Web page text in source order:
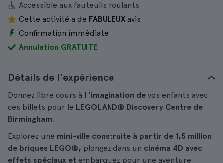
Accessible aux fauteuils roulants
Cette activité a de FABULEUX avis
Confirmation immédiate
Annulation GRATUITE
Détails de l'expérience
Donnez libre cours à l 'imagination de vos enfants avec
ces billets pour le LEGOLAND® Discovery Centre de
Birmingham.
Explorez une mini-ville construite à partir de 1,5 million
de briques LEGO®, plongez dans un cinéma 4D avec
effets spéciaux et embarquez pour une aventure